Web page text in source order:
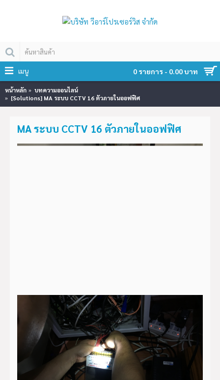
0 รายการ - 0.00 บาท
เมนู
หน้าหลัก
บทความออนไลน์
[Solutions] MA ระบบ CCTV 16 ตัวภายในออฟฟิศ
MA ระบบ CCTV 16 ตัวภายในออฟฟิศ